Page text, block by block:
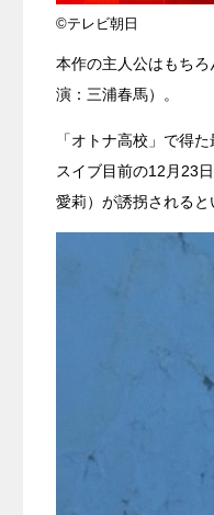
©テレビ朝日
本作の主人公はもちろ
演：三浦春馬）。
「オトナ高校」で得
スイブ目前の12月23
愛莉）が誘拐されると